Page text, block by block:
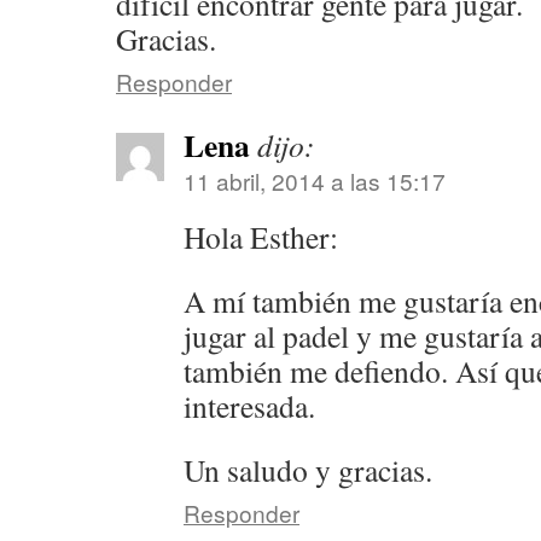
Gracias.
Responder
Lenadijo:
11 abril, 2014 a las 15:17
Hola Esther:
A mí también me gustaría
jugar al padel y me gustaría
también me defiendo. Así
interesada.
Un saludo y gracias.
Responder